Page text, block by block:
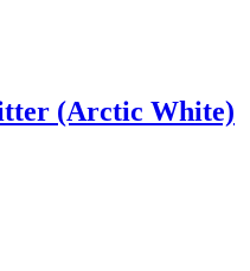
(Arctic White)